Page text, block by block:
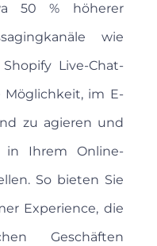
50 % höherer
wie
Live-Chat-
im E-
zu agieren und
Ihrem Online-
So bieten Sie
Experience, die
Geschäften